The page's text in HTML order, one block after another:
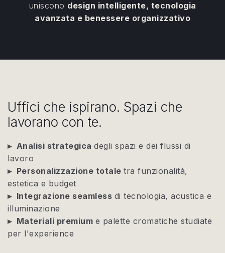
uniscono design intelligente, tecnologia
avanzata e benessere organizzativo
Uffici che ispirano. Spazi che
lavorano con te.
▸ Analisi strategica degli spazi e dei flussi di
lavoro
▸ Personalizzazione totale tra funzionalità,
estetica e budget
▸ Integrazione seamless di tecnologia, acustica e
illuminazione
▸ Materiali premium e palette cromatiche studiate
per l'experience